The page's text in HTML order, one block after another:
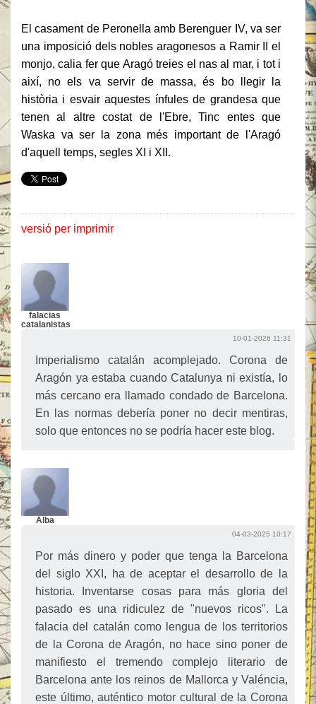
El casament de Peronella amb Berenguer IV, va ser
una imposició dels nobles aragonesos a Ramir II el
monjo, calia fer que Aragó treies el nas al mar, i tot i
així, no els va servir de massa, és bo llegir la
història i esvair aquestes ínfules de grandesa que
tenen al altre costat de l'Ebre, Tinc entes que
Waska va ser la zona més important de l'Aragó
d'aquell temps, segles XI i XII.
versió per imprimir
falacias
catalanistas
10-01-2026 11:31
Imperialismo catalán acomplejado. Corona de
Aragón ya estaba cuando Catalunya ni existía, lo
más cercano era llamado condado de Barcelona.
En las normas debería poner no decir mentiras,
solo que entonces no se podría hacer este blog.
Alba
04-03-2025 10:17
Por más dinero y poder que tenga la Barcelona
del siglo XXI, ha de aceptar el desarrollo de la
historia. Inventarse cosas para más gloria del
pasado es una ridiculez de "nuevos ricos". La
falacia del catalán como lengua de los territorios
de la Corona de Aragón, no hace sino poner de
manifiesto el tremendo complejo literario de
Barcelona ante los reinos de Mallorca y Valéncia,
este último, auténtico motor cultural de la Corona